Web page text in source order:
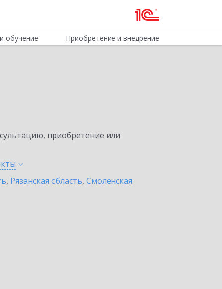
обучение Приобретение и внедрение
приобретение или
, Рязанская область, Смоленская